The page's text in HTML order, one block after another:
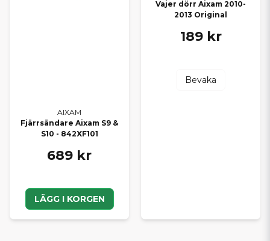
AIXAM
Fjärrsändare Aixam S9 &
S10 - 842XF101
689 kr
LÄGG I KORGEN
Vajer dörr Aixam 2010-
2013 Original
189 kr
Bevaka